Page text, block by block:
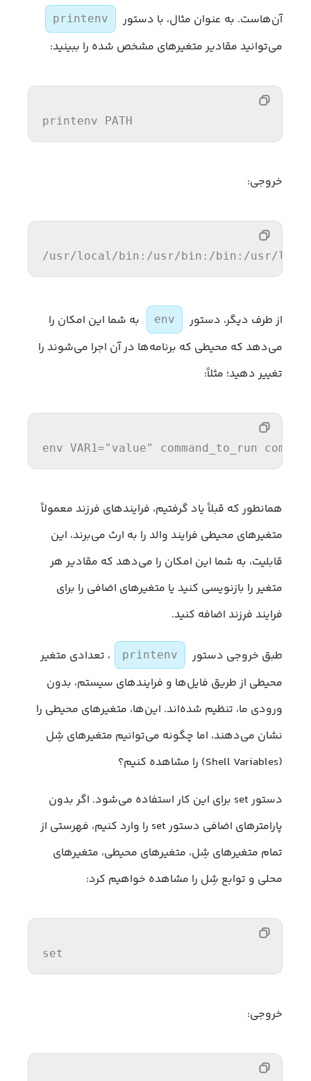
آن‌هاست. به عنوان مثال، با دستور
printenv
می‌توانید مقادیر متغیرهای مشخص شده را ببینید:
printenv PATH
خروجی:
/usr/local/bin:/usr/bin:/ bin: /usr/
از طرف دیگر، دستور env
به شما این امکان را
می‌دهد که محیطی که برنامه‌ها در آن اجرا می‌شوند را
تغییر دهید؛ مثلاً:
env VAR1="value" command _to_run
همانطور که قبلاً یاد گرفتیم، فرایندهای فرزند معمولاً
متغیرهای محیطی فرایند والد را به ارث می‌برند، این
قابلیت، به شما این امکان را می‌دهد که مقادیر هر
متغیر را بازنویسی کنید یا متغیرهای اضافی را برای
فرایند فرزند اضافه کنید.
طبق خروجی دستور printenv
، تعدادی متغیر
محیطی از طریق فایل‌ها و فرایندهای سیستم، بدون
ورودی ما، تنظیم شده‌اند. این‌ها، متغیرهای محیطی را
نشان می‌دهند، اما چگونه می‌توانیم متغیرهای شِل
(Shell Variables) را مشاهده کنیم؟
دستور set برای این کار استفاده می‌شود. اگر بدون
پارامترهای اضافی دستور set را وارد کنیم، فهرستی از
تمام متغیرهای شِل، متغیرهای محیطی، متغیرهای
محلی و توابع شِل را مشاهده خواهیم کرد:
set
خروجی: